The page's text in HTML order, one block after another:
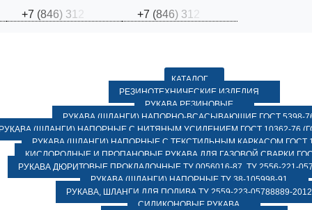
+7 (846) 31 +7 (846) 31
КАТАЛОГ
РЕЗИНОТЕХНИЧЕСКИЕ ИЗДЕЛИЯ
РУКАВА РЕЗИНОВЫЕ
РУКАВА (ШЛАНГИ) НАПОРНО-ВСАСЫВАЮЩИЕ ГОСТ 5398-
(ШЛАНГИ) НАПОРНЫЕ С НИТЯНЫМ УСИЛЕНИЕМ ГОСТ 10362-76
РУКАВА (ШЛАНГИ) НАПОРНЫЕ С ТЕКСТИЛЬНЫМ КАРКАСОМ ГОСТ
КИСЛОРОДНЫЕ И ПРОПАНОВЫЕ РУКАВА ДЛЯ ГАЗОВОЙ СВАРКИ
РУКАВА ДЮРИТОВЫЕ ПРОКЛАДОЧНЫЕ ТУ 0056016-87, ТУ 2556-221-
РУКАВА (ШЛАНГИ) НАПОРНЫЕ ТУ 38-105998-91
РУКАВА, ШЛАНГИ ДЛЯ ПОЛИВА ТУ 2559-223-05788889-2012
СИЛИКОНОВЫЕ РУКАВА